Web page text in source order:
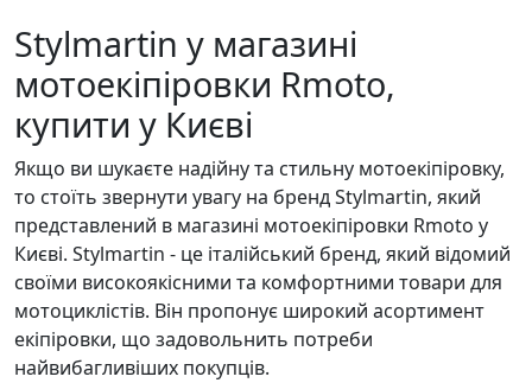
Stylmartin у магазині
мотоекіпіровки Rmoto,
купити у Києві
Якщо ви шукаєте надійну та стильну мотоекіпіровку,
то стоїть звернути увагу на бренд Stylmartin, який
представлений в магазині мотоекіпіровки Rmoto у
Києві. Stylmartin - це італійський бренд, який відомий
своїми високоякісними та комфортними товари для
мотоциклістів. Він пропонує широкий асортимент
екіпіровки, що задовольнить потреби
найвибагливіших покупців.